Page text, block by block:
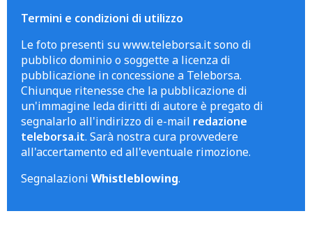
Termini e condizioni di utilizzo
Le foto presenti su www.teleborsa.it sono di
pubblico dominio o soggette a licenza di
pubblicazione in concessione a Teleborsa.
Chiunque ritenesse che la pubblicazione di
un'immagine leda diritti di autore è pregato di
segnalarlo all'indirizzo di e-mail redazione
teleborsa.it. Sarà nostra cura provvedere
all'accertamento ed all'eventuale rimozione.
Segnalazioni Whistleblowing.